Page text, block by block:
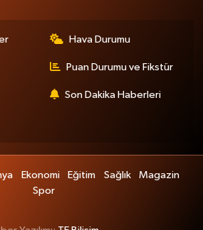
Hava Durumu
Puan Durumu ve Fikstür
Son Dakika Haberleri
Ekonomi Eğitim Sağlık
Magazin
Spor